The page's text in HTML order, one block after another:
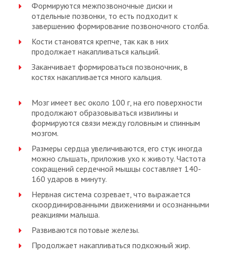
Формируются межпозвоночные диски и
отдельные позвонки, то есть подходит к
завершению формирование позвоночного столба.
Кости становятся крепче, так как в них
продолжает накапливаться кальций.
Заканчивает формироваться позвоночник, в
костях накапливается много кальция.
Мозг имеет вес около 100 г, на его поверхности
продолжают образовываться извилины и
формируются связи между головным и спинным
мозгом.
Размеры сердца увеличиваются, его стук иногда
можно слышать, приложив ухо к животу. Частота
сокращений сердечной мышцы составляет 140-
160 ударов в минуту.
Нервная система созревает, что выражается
скоординированными движениями и осознанными
реакциями малыша.
Развиваются потовые железы.
Продолжает накапливаться подкожный жир.